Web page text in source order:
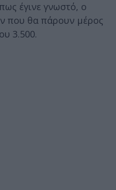
έγινε γνωστό, ο
που θα πάρουν μέρος
3.500.